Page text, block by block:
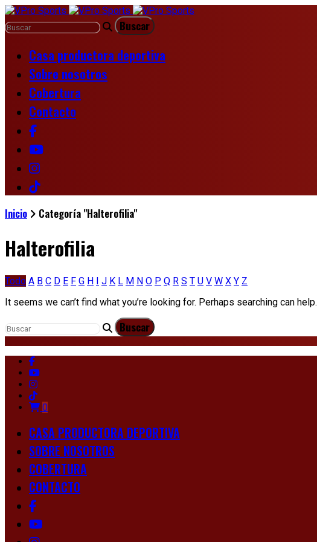
Casa productora deportiva
Sobre nosotros
Cobertura
Contacto
Inicio Categoría "Halterofilia"
Halterofilia
Todo A B C D E F G H I J K L M N O P Q R S T U V W X Y Z
It seems we can’t find what you’re looking for. Perhaps searching can help.
0
CASA PRODUCTORA DEPORTIVA
SOBRE NOSOTROS
COBERTURA
CONTACTO